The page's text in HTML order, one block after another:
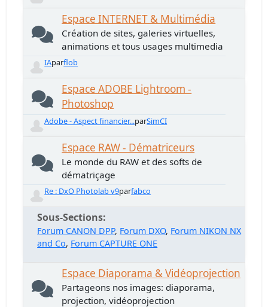
Espace INTERNET & Multimédia
Création de sites, galeries virtuelles,
animations et tous usages multimedia
IAparflob
Espace ADOBE Lightroom -
Photoshop
Adobe - Aspect financier...parSimCI
Espace RAW - Dématriceurs
Le monde du RAW et des softs de
dématriçage
Re : DxO Photolab v9parfabco
Sous-Sections
Forum CANON DPP Forum DXO Forum NIKON NX
and Co Forum CAPTURE ONE
Espace Diaporama & Vidéoprojection
Partageons nos images: diaporama,
projection, vidéoprojection